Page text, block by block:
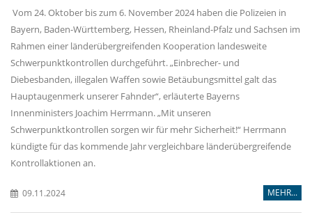
Vom 24. Oktober bis zum 6. November 2024 haben die Polizeien in
Bayern, Baden-Württemberg, Hessen, Rheinland-Pfalz und Sachsen im
Rahmen einer länderübergreifenden Kooperation landesweite
Schwerpunktkontrollen durchgeführt. „Einbrecher- und
Diebesbanden, illegalen Waffen sowie Betäubungsmittel galt das
Hauptaugenmerk unserer Fahnder“, erläuterte Bayerns
Innenministers Joachim Herrmann. „Mit unseren
Schwerpunktkontrollen sorgen wir für mehr Sicherheit!“ Herrmann
kündigte für das kommende Jahr vergleichbare länderübergreifende
Kontrollaktionen an.
09.11.2024 MEHR...